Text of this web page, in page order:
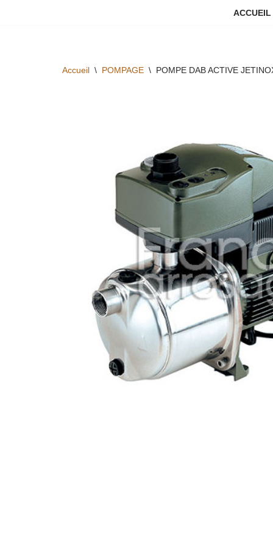
ACCUEIL
Accueil \ POMPAGE \ POMPE DAB ACTIVE